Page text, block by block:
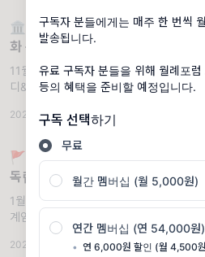
구독자 분들에게는 매주 한 번씩
발송됩니다.
유료 구독자 분들을 위해 월례포
등의 혜택을 준비할 예정입니다.
구독 선택하기
무료
월간 멤버십 (월 5,000원)
연간 멤버십 (연 54,000원)
• 연 6,000원 할인 (월 4,500
🏛 [120호] 2025 국정감사 독립
화 분야 갈무리
11월 2주 (2025). 💌 뉴스레터 120호
디&임팩트 120호는 국정감사 소식으로
햇수로 5년이 되었네요!! (국감 갈무리 전
2025.11.14 · 조회 756
🚩[85호] 강릉 영화를 부탁해! - 정
독립영화제, 독립예술극장 신영 예
감
1월 2주 (2025). 💌 뉴스레터 85호 때
계엄과 탄핵, 참사에 이르기까지 연말연
혀 편안하지 않은 요즘, 2025년 인디&임
올해 첫 번째 뉴스레터도 매우 안타깝고
2025.01.08 조회 885